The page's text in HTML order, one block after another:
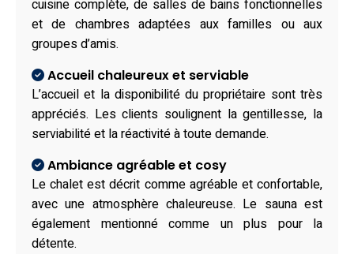
cuisine complète, de salles de bains fonctionnelles
et de chambres adaptées aux familles ou aux
groupes d’amis.
Accueil chaleureux et serviable
L’accueil et la disponibilité du propriétaire sont très
appréciés. Les clients soulignent la gentillesse, la
serviabilité et la réactivité à toute demande.
Ambiance agréable et cosy
Le chalet est décrit comme agréable et confortable,
avec une atmosphère chaleureuse. Le sauna est
également mentionné comme un plus pour la
détente.